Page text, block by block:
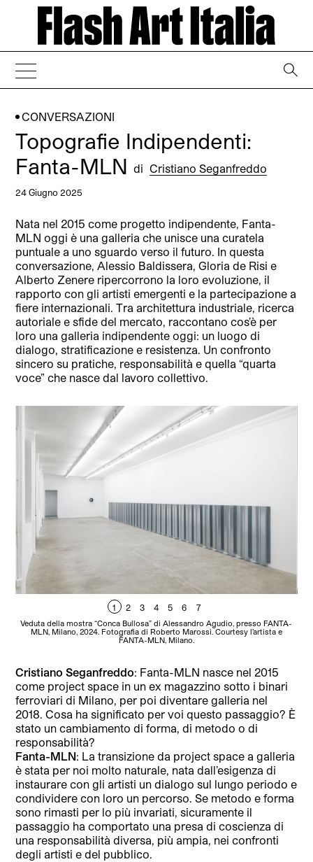
CONVERSAZIONI
Topografie Indipendenti:
Fanta-MLNdi Cristiano Seganfreddo
24 Giugno 2025
Nata nel 2015 come progetto indipendente, Fanta-
MLN oggi è una galleria che unisce una curatela
puntuale a uno sguardo verso il futuro. In questa
conversazione, Alessio Baldissera, Gloria de Risi e
Alberto Zenere ripercorrono la loro evoluzione, il
rapporto con gli artisti emergenti e la partecipazione a
fiere internazionali. Tra architettura industriale, ricerca
autoriale e sfide del mercato, raccontano cos’è per
loro una galleria indipendente oggi: un luogo di
dialogo, stratificazione e resistenza. Un confronto
sincero su pratiche, responsabilità e quella “quarta
voce” che nasce dal lavoro collettivo.
1 2 3 4 5 6 7
Veduta della mostra “Conca Bullosa” di Alessandro Agudio, presso FANTA-
MLN, Milano, 2024. Fotografia di Roberto Marossi. Courtesy l’artista e
FANTA-MLN, Milano.
Cristiano Seganfreddo: Fanta-MLN nasce nel 2015
come project space in un ex magazzino sotto i binari
ferroviari di Milano, per poi diventare galleria nel
2018. Cosa ha significato per voi questo passaggio? È
stato un cambiamento di forma, di metodo o di
responsabilità?
Fanta-MLN: La transizione da project space a galleria
è stata per noi molto naturale, nata dall’esigenza di
instaurare con gli artisti un dialogo sul lungo periodo e
condividere con loro un percorso. Se metodo e forma
sono rimasti per lo più invariati, sicuramente il
passaggio ha comportato una presa di coscienza di
una responsabilità diversa, più ampia, nei confronti
degli artisti e del pubblico.